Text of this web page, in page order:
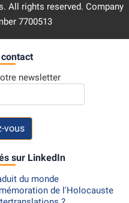
All rights reserved. Company
7700513
newsletter
sur LinkedIn
du monde
de l'Holocauste